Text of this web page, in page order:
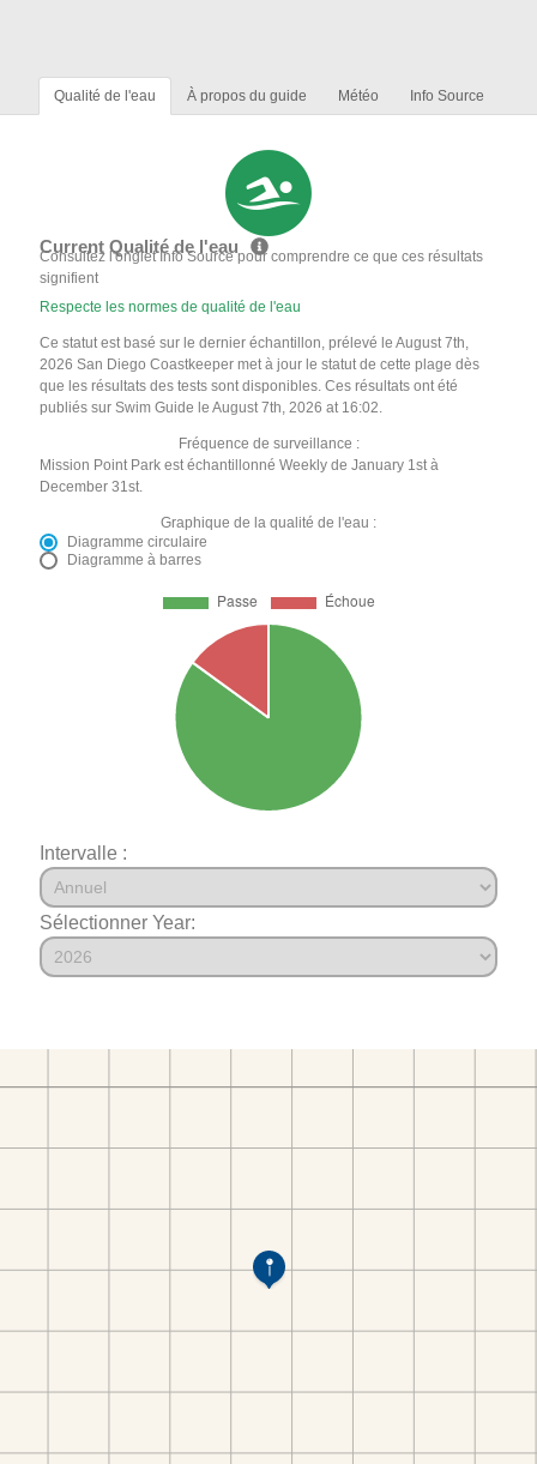
Qualité de l'eau À propos du guide Météo Info Source
Current Qualité de l'eau
Consultez l'onglet Info Source pour comprendre ce que ces résultats
signifient
Respecte les normes de qualité de l'eau
Ce statut est basé sur le dernier échantillon, prélevé le August 7th,
2026 San Diego Coastkeeper met à jour le statut de cette plage dès
que les résultats des tests sont disponibles. Ces résultats ont été
publiés sur Swim Guide le August 7th, 2026 at 16:02.
Fréquence de surveillance :
Mission Point Park est échantillonné Weekly de January 1st à
December 31st.
Graphique de la qualité de l'eau :
Diagramme circulaire
Diagramme à barres
Intervalle :
Sélectionner Year: